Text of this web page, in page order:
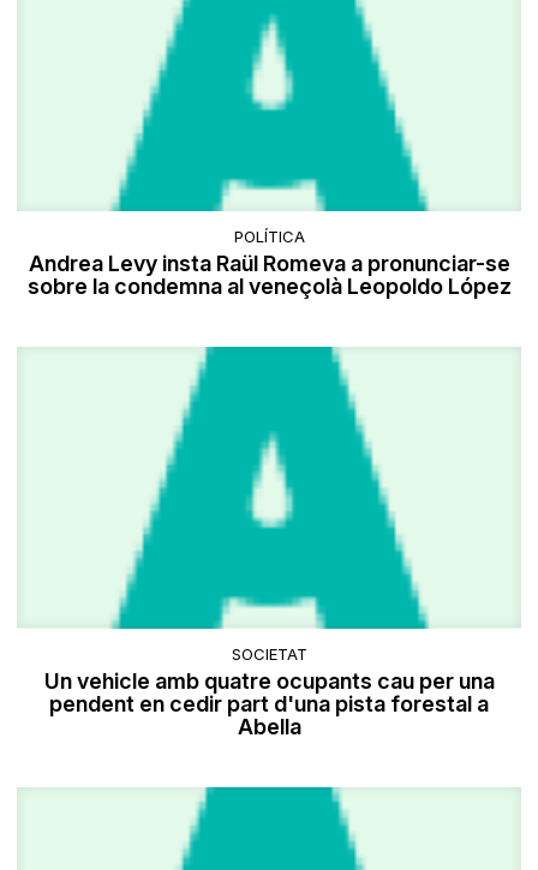
POLÍTICA
Andrea Levy insta Raül Romeva a pronunciar-se
sobre la condemna al veneçolà Leopoldo López
SOCIETAT
Un vehicle amb quatre ocupants cau per una
pendent en cedir part d'una pista forestal a
Abella